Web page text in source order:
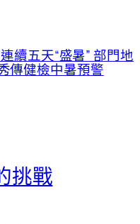
續五天“盛暑” 部門地
傳健檢中暑預警
挑戰